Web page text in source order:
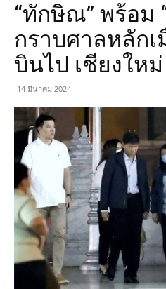
“ทักษิณ” พร้อม
กราบศาลหลัก
บินไป เชียงใหม่
14 มีนาคม 2024